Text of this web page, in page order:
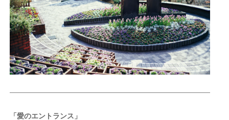
「愛のエントランス」